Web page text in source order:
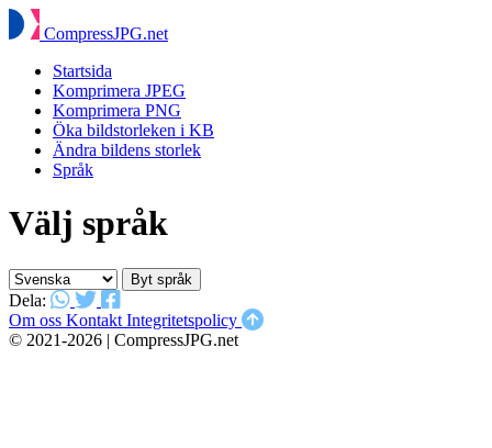
CompressJPG.net
Startsida
Komprimera JPEG
Komprimera PNG
Öka bildstorleken i KB
Ändra bildens storlek
Språk
Välj språk
Byt språk
Dela:
Om oss Kontakt Integritetspolicy
© 2021-2026 | CompressJPG.net